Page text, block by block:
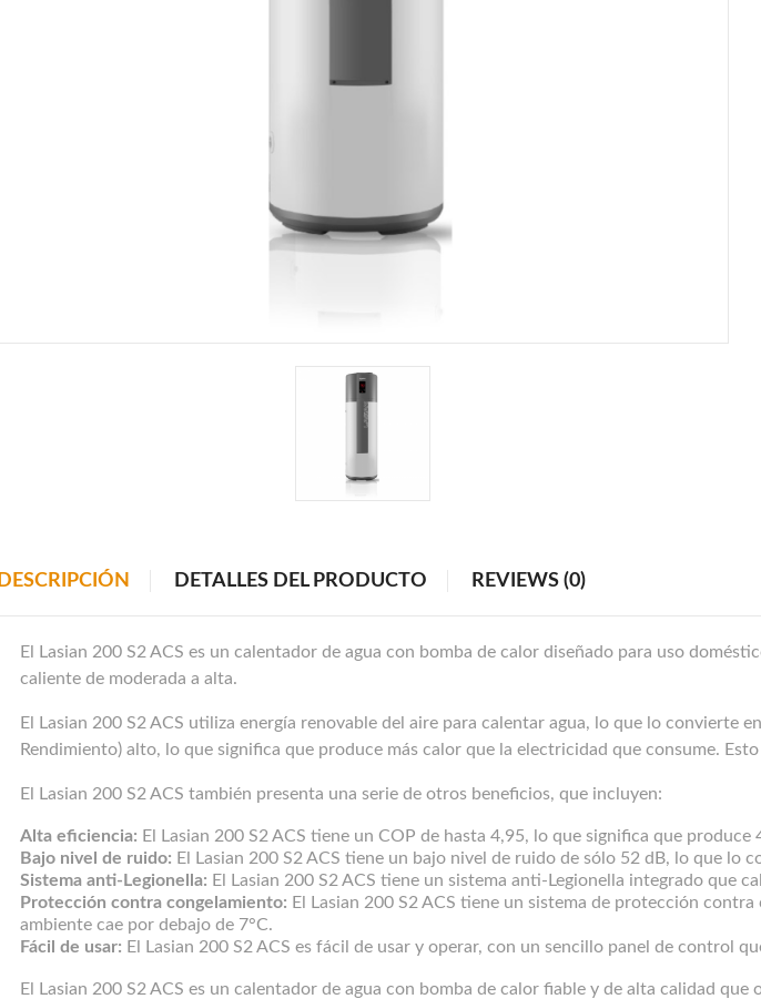
DETALLES DEL PRODUCTO REVIEWS (0)
El Lasian 200 S2 ACS es un calentador de agua con bomba de calor diseñado para uso
caliente de moderada a alta.
El Lasian 200 S2 ACS utiliza energía renovable del aire para calentar agua, lo que lo
Rendimiento) alto, lo que significa que produce más calor que la electricidad que consume.
El Lasian 200 S2 ACS también presenta una serie de otros beneficios, que incluyen:
Alta eficiencia: El Lasian 200 S2 ACS tiene un COP de hasta 4,95, lo que significa que
Bajo nivel de ruido: El Lasian 200 S2 ACS tiene un bajo nivel de ruido de sólo 52 dB, lo que lo
Sistema anti-Legionella: El Lasian 200 S2 ACS tiene un sistema anti-Legionella integrado que
Protección contra congelamiento: El Lasian 200 S2 ACS tiene un sistema de protección
ambiente cae por debajo de 7°C.
Fácil de usar: El Lasian 200 S2 ACS es fácil de usar y operar, con un sencillo panel de control
El Lasian 200 S2 ACS es un calentador de agua con bomba de calor fiable y de alta calidad